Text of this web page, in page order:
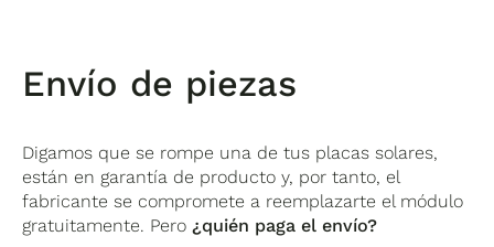
Envío de piezas
Digamos que se rompe una de tus placas solares,
están en garantía de producto y, por tanto, el
fabricante se compromete a reemplazarte el módulo
gratuitamente. Pero ¿quién paga el envío?